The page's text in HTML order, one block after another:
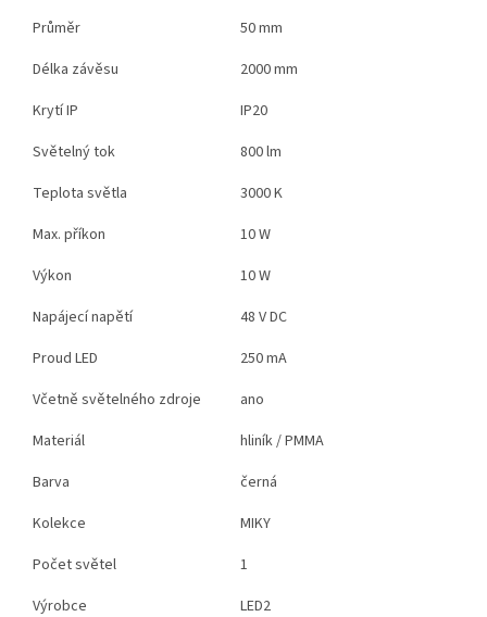
Průměr
50 mm
Délka závěsu
2000 mm
Krytí IP
IP20
Světelný tok
800 lm
Teplota světla
3000 K
Max. příkon
10 W
Výkon
10 W
Napájecí napětí
48 V DC
Proud LED
250 mA
Včetně světelného zdroje
ano
Materiál
hliník / PMMA
Barva
černá
Kolekce
MIKY
Počet světel
1
Výrobce
LED2